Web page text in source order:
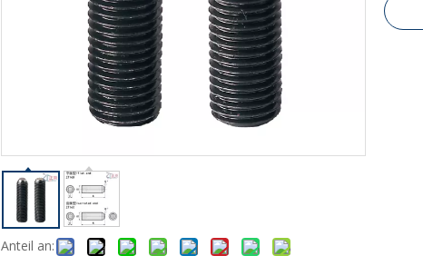
Anteil an: